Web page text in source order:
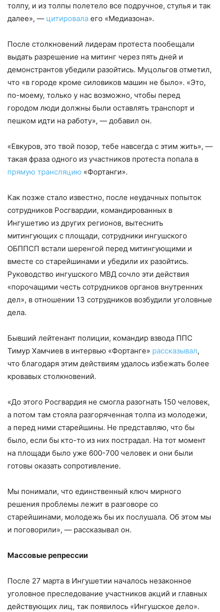
толпу, и из толпы полетело все подручное, стулья и так
далее», — цитировала его «Медиазона».
После столкновений лидерам протеста пообещали
выдать разрешение на митинг через пять дней и
демонстрантов убедили разойтись. Муцольгов отметил,
что «в городе кроме силовиков машин не было». «Это,
по-моему, только у нас возможно, чтобы перед
городом люди должны были оставлять транспорт и
пешком идти на работу», — добавил он.
«Евкуров, это твой позор, тебе навсегда с этим жить», —
такая фраза одного из участников протеста попала в
прямую трансляцию «Фортанги».
Как позже стало известно, после неудачных попыток
сотрудников Росгвардии, командированных в
Ингушетию из других регионов, вытеснить
митингующих с площади, сотрудники ингушского
ОБППСП встали шеренгой перед митингующими и
вместе со старейшинами и убедили их разойтись.
Руководство ингушского МВД сочло эти действия
«порочащими честь сотрудников органов внутренних
дел», в отношении 13 сотрудников возбудили уголовные
дела.
Бывший лейтенант полиции, командир взвода ППС
Тимур Хамчиев в интервью «Фортанге» рассказывал,
что благодаря этим действиям удалось избежать более
кровавых столкновений.
«До этого Росгвардия не смогла разогнать 150 человек,
а потом там стояла разгоряченная толпа из молодежи,
а перед ними старейшины. Не представляю, что бы
было, если бы кто-то из них пострадал. На тот момент
на площади было уже 600-700 человек и они были
готовы оказать сопротивление.
Мы понимали, что единственный ключ мирного
решения проблемы лежит в разговоре со
старейшинами, молодежь бы их послушала. Об этом мы
и поговорили», — рассказывал он.
Массовые репрессии
После 27 марта в Ингушетии началось незаконное
уголовное преследование участников акций и главных
действующих лиц, так появилось «Ингушское дело».